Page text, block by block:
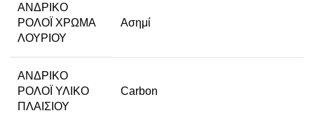
ΑΝΔΡΙΚΌ
ΡΟΛΌΙ ΧΡΏΜΑ
ΛΟΥΡΙΟΎ
Ασημί
ΑΝΔΡΙΚΌ
ΡΟΛΌΙ ΥΛΙΚΌ
ΠΛΑΙΣΊΟΥ
Carbon